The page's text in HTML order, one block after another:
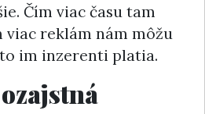
Čím viac času tam
reklám nám môžu
im inzerenti platia.